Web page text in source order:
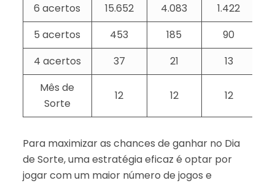
6 acertos
15.652 4.083 1.422
5 acertos
453 185
90
4 acertos
37 21
13
Mês de
Sorte
12 12 12
Para maximizar as chances de ganhar no Dia
de Sorte, uma estratégia eficaz é optar por
jogar com um maior número de jogos e